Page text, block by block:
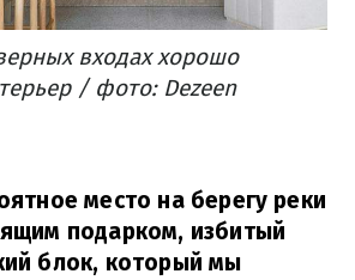
входах хорошо
/ фото: Dezeen
место на берегу реки
подарком, избитый
блок, который мы